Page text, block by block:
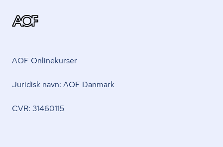
AOF Onlinekurser
Juridisk navn: AOF Danmark
CVR: 31460115